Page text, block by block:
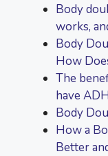
Body
works,
Body
How
The
have
Body
How a
Better